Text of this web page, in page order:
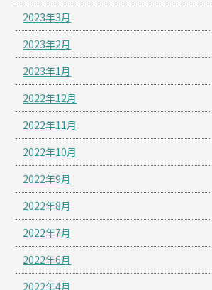
2023年3月
2023年2月
2023年1月
2022年12月
2022年11月
2022年10月
2022年9月
2022年8月
2022年7月
2022年6月
2022年4月